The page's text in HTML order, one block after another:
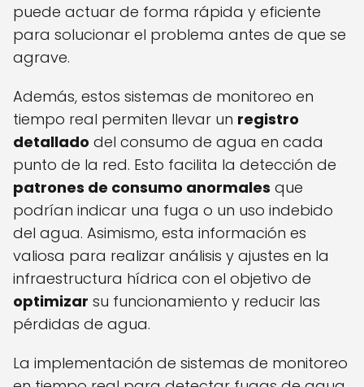
puede actuar de forma rápida y eficiente
para solucionar el problema antes de que se
agrave.
Además, estos sistemas de monitoreo en
tiempo real permiten llevar un registro
detallado del consumo de agua en cada
punto de la red. Esto facilita la detección de
patrones de consumo anormales que
podrían indicar una fuga o un uso indebido
del agua. Asimismo, esta información es
valiosa para realizar análisis y ajustes en la
infraestructura hídrica con el objetivo de
optimizar su funcionamiento y reducir las
pérdidas de agua.
La implementación de sistemas de monitoreo